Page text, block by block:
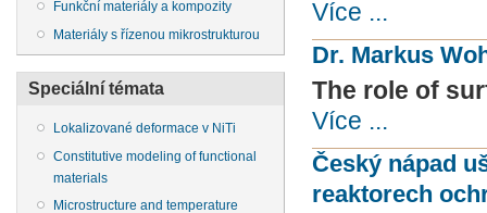
Funkční materiály a kompozity
Materiály s řízenou mikrostrukturou
Speciální témata
Lokalizované deformace v NiTi
Constitutive modeling of functional
materials
Microstructure and temperature
Více ...
Dr. Markus
The role of
Více ...
Český nápad
reaktorech